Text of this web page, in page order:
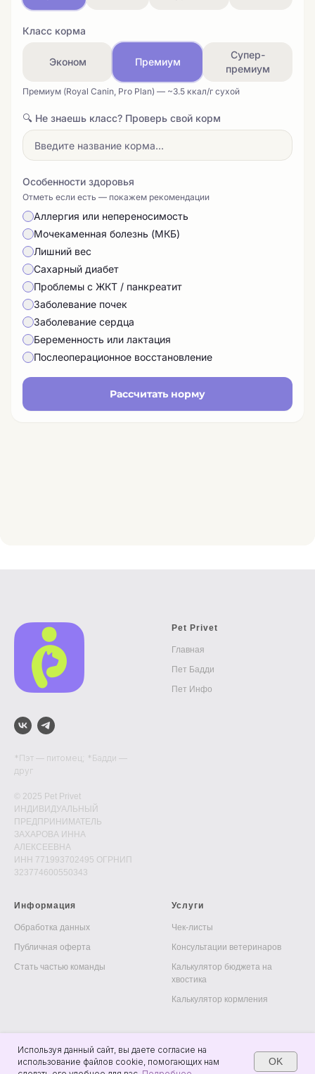
Используя данный сайт, вы даете согласие на
использование файлов cookie, помогающих нам
OK
*Пэт — питомец; *Бадди —
друг
© 2025 Pet Privet
ИНДИВИДУАЛЬНЫЙ
ПРЕДПРИНИМАТЕЛЬ
ЗАХАРОВА ИННА
АЛЕКСЕЕВНА
ИНН 771993702495 ОГРНИП
323774600550343
Pet Privet
Главная
Пет Бадди
Пет Инфо
Информация
Обработка данных
Публичная оферта
Стать частью команды
Услуги
Чек-листы
Консультации ветеринаров
Калькулятор бюджета на
хвостика
Калькулятор кормления